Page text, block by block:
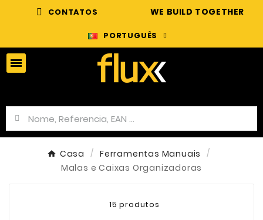
CONTATOS WE BUILD TOGETHER
PORTUGUÊS
Casa
Ferramentas Manuais
Malas e Caixas Organizadoras
15 produtos